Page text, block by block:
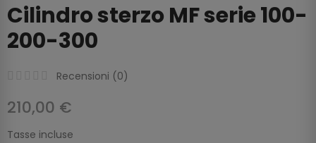
Cilindro sterzo MF serie 100-
200-300
Recensioni (0)
210,00 €
Tasse incluse